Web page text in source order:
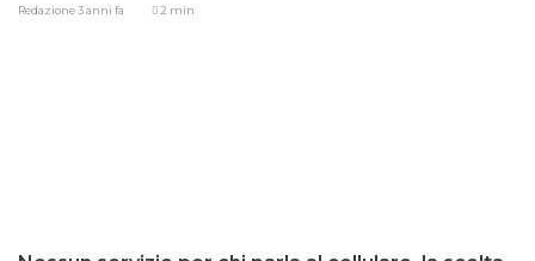
Redazione3 anni fa 2 min